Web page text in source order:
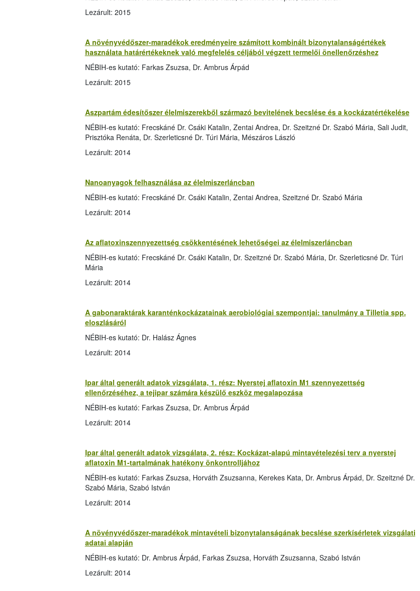
Lezárult: 2015
A növényvédőszer-maradékok eredményeire számított kombinált bizonytalanságértékek
használata határértékeknek való megfelelés céljából végzett termelői önellenőrzéshez
NÉBIH-es kutató: Farkas Zsuzsa, Dr. Ambrus Árpád
Lezárult: 2015
Aszpartám édesítőszer élelmiszerekből származó bevitelének becslése és a kockázatértékelése
NÉBIH-es kutató: Frecskáné Dr. Csáki Katalin, Zentai Andrea, Dr. Szeitzné Dr. Szabó Mária, Sali Judit,
Prisztóka Renáta, Dr. Szerleticsné Dr. Túri Mária, Mészáros László
Lezárult: 2014
Nanoanyagok felhasználása az élelmiszerláncban
NÉBIH-es kutató: Frecskáné Dr. Csáki Katalin, Zentai Andrea, Szeitzné Dr. Szabó Mária
Lezárult: 2014
Az aflatoxinszennyezettség csökkentésének lehetőségei az élelmiszerláncban
NÉBIH-es kutató: Frecskáné Dr. Csáki Katalin, Dr. Szeitzné Dr. Szabó Mária, Dr. Szerleticsné Dr. Túri
Mária
Lezárult: 2014
A gabonaraktárak karanténkockázatainak aerobiológiai szempontjai: tanulmány a Tilletia spp.
eloszlásáról
NÉBIH-es kutató: Dr. Halász Ágnes
Lezárult: 2014
Ipar által generált adatok vizsgálata, 1. rész: Nyerstej aflatoxin M1 szennyezettség
ellenőrzéséhez, a tejipar számára készülő eszköz megalapozása
NÉBIH-es kutató: Farkas Zsuzsa, Dr. Ambrus Árpád
Lezárult: 2014
Ipar által generált adatok vizsgálata, 2. rész: Kockázat-alapú mintavételezési terv a nyerstej
aflatoxin M1-tartalmának hatékony önkontrolljához
NÉBIH-es kutató: Farkas Zsuzsa, Horváth Zsuzsanna, Kerekes Kata, Dr. Ambrus Árpád, Dr. Szeitzné Dr.
Szabó Mária, Szabó István
Lezárult: 2014
A növényvédőszer-maradékok mintavételi bizonytalanságának becslése szerkísérletek vizsgálati
adatai alapján
NÉBIH-es kutató: Dr. Ambrus Árpád, Farkas Zsuzsa, Horváth Zsuzsanna, Szabó István
Lezárult: 2014